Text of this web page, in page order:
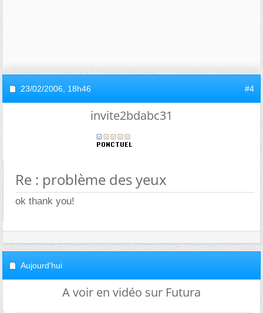
23/02/2006, 18h46 #4
invite2bdabc31
Re : problème des yeux
ok thank you!
Aujourd'hui
A voir en vidéo sur Futura